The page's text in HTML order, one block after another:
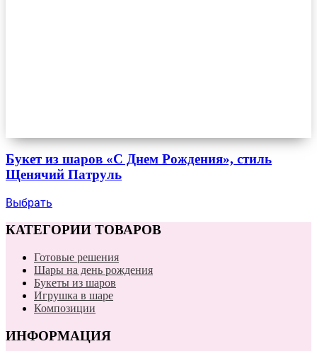
Букет из шаров «С Днем Рождения», стиль
Щенячий Патруль
Выбрать
КАТЕГОРИИ ТОВАРОВ
Готовые решения
Шары на день рождения
Букеты из шаров
Игрушка в шаре
Композиции
ИНФОРМАЦИЯ